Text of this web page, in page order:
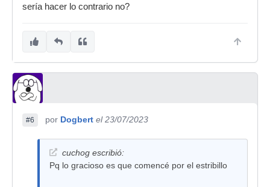
sería hacer lo contrario no?
#6 por Dogbert el 23/07/2023
cuchog escribió:
Pq lo gracioso es que comencé por el estribillo